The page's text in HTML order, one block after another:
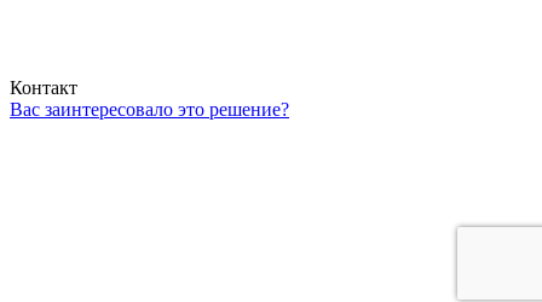
Контакт
Вас заинтересовало это решение?